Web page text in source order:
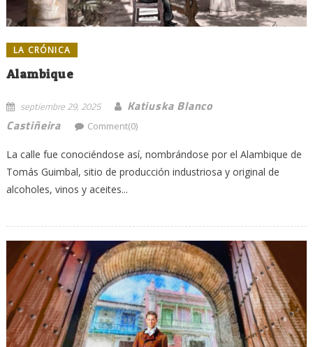
LA CRÓNICA
Alambique
septiembre 29, 2025
Katiuska Blanco
Castiñeira
Comment(0)
La calle fue conociéndose así, nombrándose por el Alambique de
Tomás Guimbal, sitio de producción industriosa y original de
alcoholes, vinos y aceites...